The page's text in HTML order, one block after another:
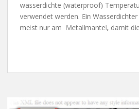
wasserdichte (waterproof)
verwendet werden. Ein
meist nur am Metallmantel, damit